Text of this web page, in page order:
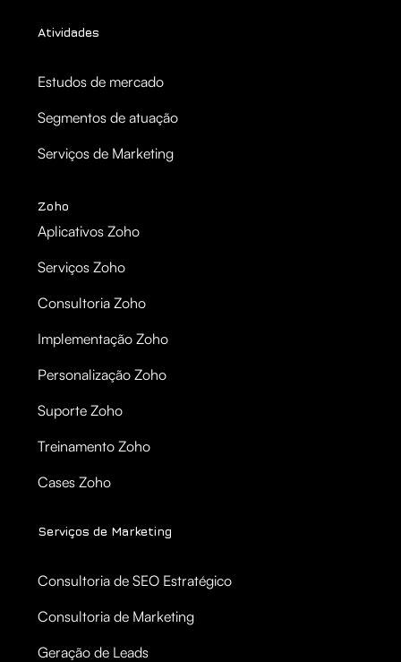
Atividades
Estudos de mercado
Segmentos de atuação
Serviços de Marketing
Zoho
Aplicativos Zoho
Serviços Zoho
Consultoria Zoho
Implementação Zoho
Personalização Zoho
Suporte Zoho
Treinamento Zoho
Cases Zoho
Serviços de Marketing
Consultoria de SEO Estratégico
Consultoria de Marketing
Geração de Leads